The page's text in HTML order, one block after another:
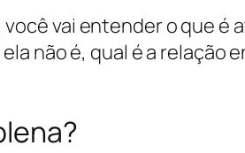
vai entender o que é
não é, qual é a